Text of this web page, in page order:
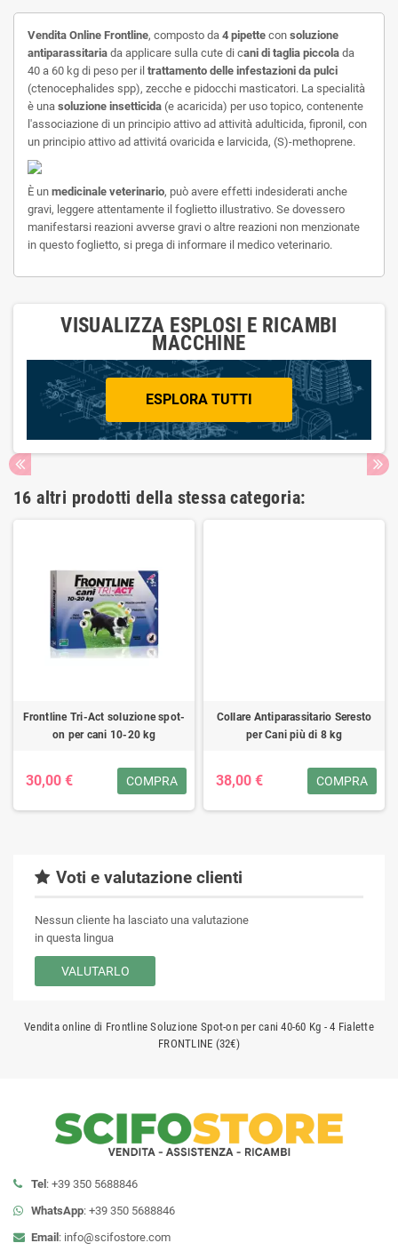
Vendita Online Frontline, composto da 4 pipette con soluzione
antiparassitaria da applicare sulla cute di cani di taglia piccola da
40 a 60 kg di peso per il trattamento delle infestazioni da pulci
(ctenocephalides spp), zecche e pidocchi masticatori. La specialità
è una soluzione insetticida (e acaricida) per uso topico, contenente
l'associazione di un principio attivo ad attività adulticida, fipronil, con
un principio attivo ad attivitá ovaricida e larvicida, (S)-methoprene.
È un medicinale veterinario, può avere effetti indesiderati anche
gravi, leggere attentamente il foglietto illustrativo. Se dovessero
manifestarsi reazioni avverse gravi o altre reazioni non menzionate
in questo foglietto, si prega di informare il medico veterinario.
VISUALIZZA ESPLOSI E RICAMBI
MACCHINE
ESPLORA TUTTI
16 altri prodotti della stessa categoria:
Frontline Tri-Act soluzione spot-
on per cani 10-20 kg
30,00 € COMPRA
Collare Antiparassitario Seresto
per Cani più di 8 kg
38,00 € COMPRA
Voti e valutazione clienti
Nessun cliente ha lasciato una valutazione
in questa lingua
VALUTARLO
Vendita online di Frontline Soluzione Spot-on per cani 40-60 Kg - 4 Fialette
FRONTLINE (32€)
Tel: +39 350 5688846
WhatsApp: +39 350 5688846
Email: info@scifostore.com